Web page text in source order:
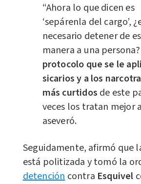
“Ahora lo que dicen es
‘sepárenla del cargo’,
necesario detener de
manera a una persona?
protocolo que se le
sicarios y a los
más curtidos de este
veces los tratan mejor
aseveró.
Seguidamente, afirmó que
está politizada y tomó la
detención contra Esquivel